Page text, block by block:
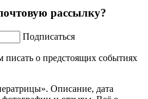
рассылку?
Подписаться
писать о предстоящих событиях
Описание, дата